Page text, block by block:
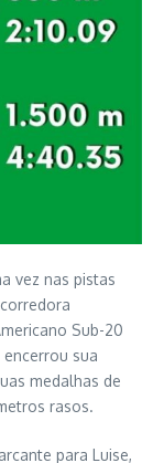
vez nas pistas
Sub-20
sua
medalhas de
rasos.
para Luise,